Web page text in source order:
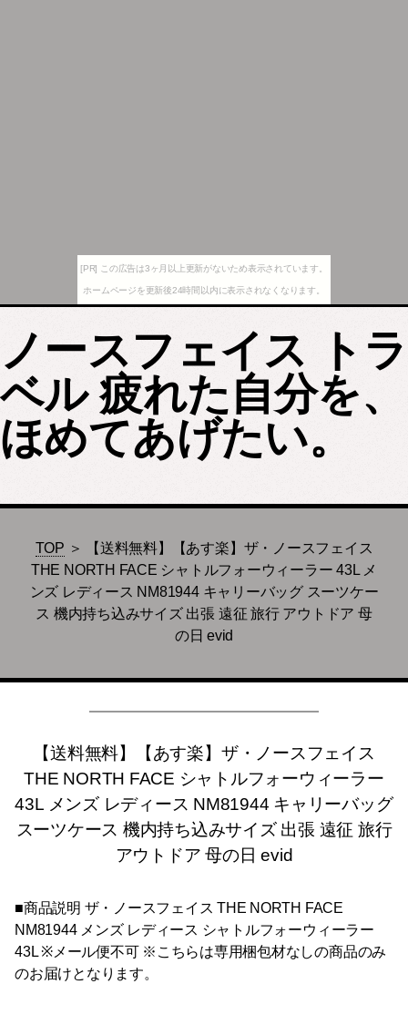
[PR] この広告は3ヶ月以上更新がないため表示されています。
ホームページを更新後24時間以内に表示されなくなります。
ノースフェイス トラ
ベル 疲れた自分を、
ほめてあげたい。
TOP ＞ 【送料無料】【あす楽】ザ・ノースフェイス
THE NORTH FACE シャトルフォーウィーラー 43L メ
ンズ レディース NM81944 キャリーバッグ スーツケー
ス 機内持ち込みサイズ 出張 遠征 旅行 アウトドア 母
の日 evid
【送料無料】【あす楽】ザ・ノースフェイス
THE NORTH FACE シャトルフォーウィーラー
43L メンズ レディース NM81944 キャリーバッグ
スーツケース 機内持ち込みサイズ 出張 遠征 旅行
アウトドア 母の日 evid
■商品説明 ザ・ノースフェイス THE NORTH FACE
NM81944 メンズ レディース シャトルフォーウィーラー
43L ※メール便不可 ※こちらは専用梱包材なしの商品のみ
のお届けとなります。